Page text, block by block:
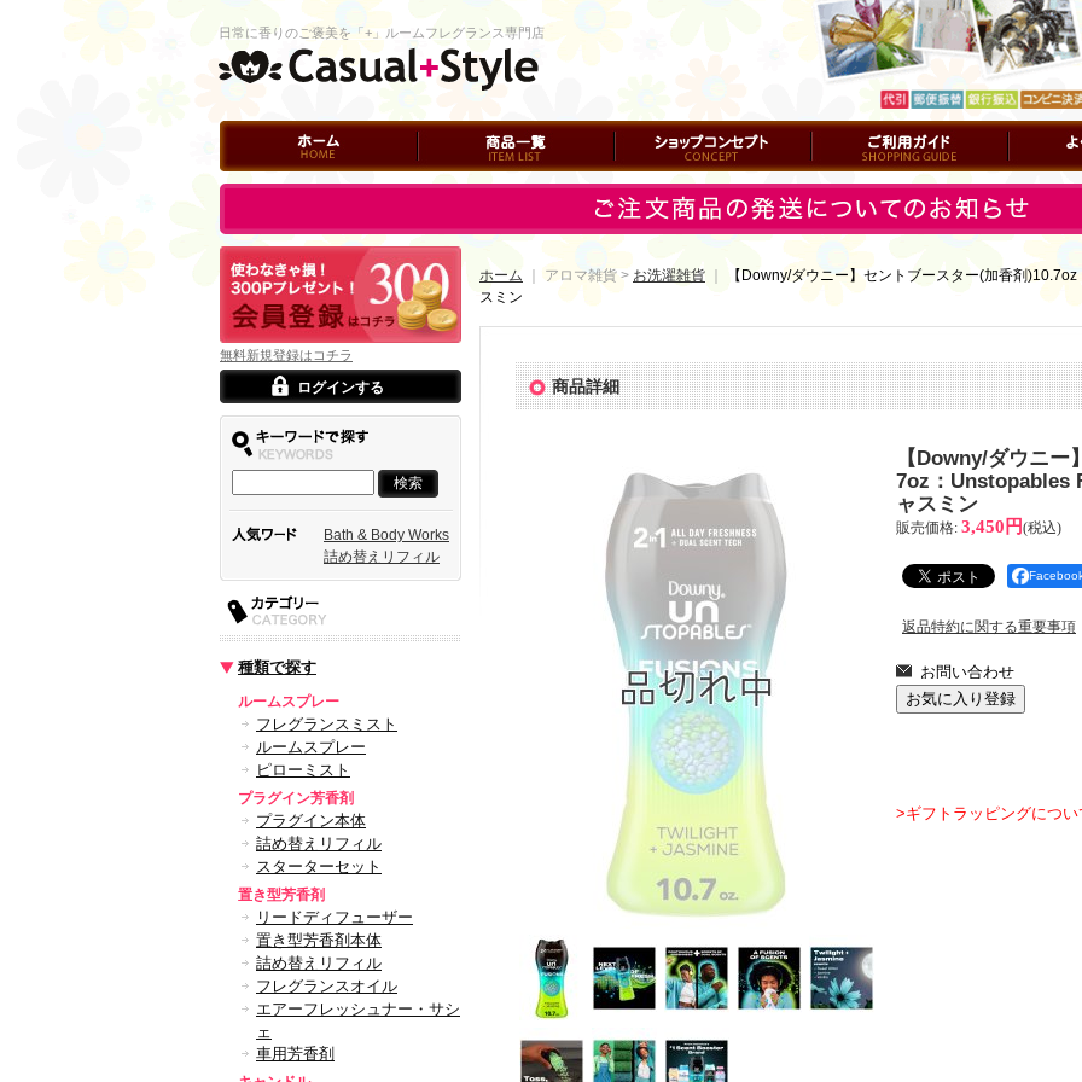
ホーム 商品一覧 ショップコンセプト ご利用ガイド よくある
日常に香りのご褒美を「+」ルームフレグランス専門店
ログイン
無料新規登録はコチラ
ログインする
Bath & Body Works
詰め替えリフィル
種類で探す
ルームスプレー
フレグランスミスト
ルームスプレー
ピローミスト
プラグイン芳香剤
プラグイン本体
詰め替えリフィル
スターターセット
置き型芳香剤
リードディフューザー
置き型芳香剤本体
詰め替えリフィル
フレグランスオイル
エアーフレッシュナー・サシ
ェ
車用芳香剤
ホーム ｜ アロマ雑貨 > お洗濯雑貨
【Downy/ダウニー】セントブースター(加香剤
スミン
商品詳細
【Downy/ダウニ
7oz：Unstopables
ャスミン
販売価格: 3,450円(税込)
返品特約に関する重要事項
>ギフトラッピングについ